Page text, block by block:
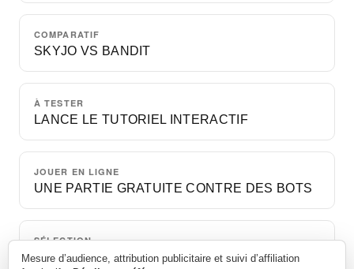
COMPARATIF
SKYJO VS BANDIT
À TESTER
LANCE LE TUTORIEL INTERACTIF
JOUER EN LIGNE
UNE PARTIE GRATUITE CONTRE DES BOTS
SÉLECTION
JEUX DE CARTES POUR UNE SOIRÉE
Mesure d’audience, attribution publicitaire et suivi d’affiliation